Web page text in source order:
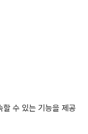
수 있는 기능을 제공